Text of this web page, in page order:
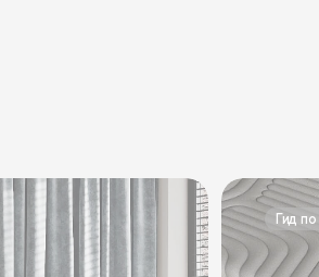
Пружинные матрасы 160 см
Пружинные матрасы 90х200 см
Гид